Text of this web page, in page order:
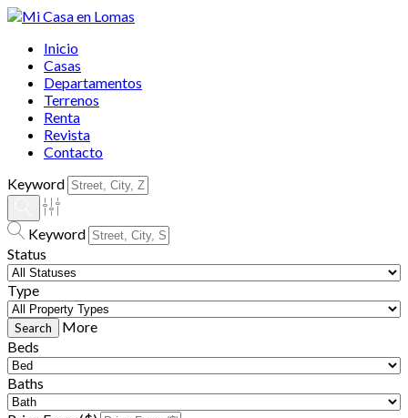
Inicio
Casas
Departamentos
Terrenos
Renta
Revista
Contacto
Keyword
Keyword
Status
Type
More
Beds
Baths